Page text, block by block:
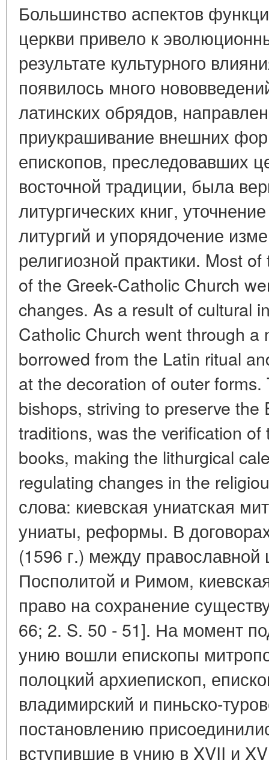
Большинство аспектов
церкви привело к
результате культурного
появилось много
латинских обрядов,
приукрашивание внешних
епископов, преследовавших
восточной традиции, была
литургических книг,
литургий и упорядочение
религиозной практики. Most
of the Greek-Catholic Church
changes. As a result of cultural
Catholic Church went through a
borrowed from the Latin ritual
at the decoration of outer
bishops, striving to preserve the
traditions, was the verification
books, making the lithurgical
regulating changes in the
слова: киевская униатская
униаты, реформы. В
(1596 г.) между православной
Посполитой и Римом,
право на сохранение
66; 2. S. 50 - 51]. На момент
унию вошли епископы
полоцкий архиепископ,
владимирский и пиньско-
постановлению
вступившие в унию в XVII и